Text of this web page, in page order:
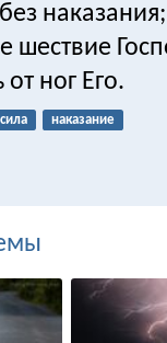
наказания;
шествие
ног Его.
сила наказание